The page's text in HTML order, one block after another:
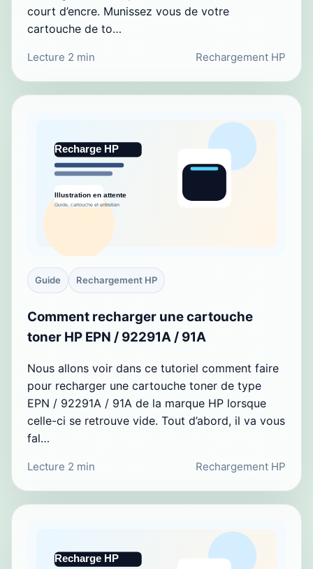
court d’encre. Munissez vous de votre
cartouche de to…
Lecture 2 min Rechargement HP
Guide Rechargement HP
Comment recharger une cartouche
toner HP EPN / 92291A / 91A
Nous allons voir dans ce tutoriel comment faire
pour recharger une cartouche toner de type
EPN / 92291A / 91A de la marque HP lorsque
celle-ci se retrouve vide. Tout d’abord, il va vous
fal…
Lecture 2 min Rechargement HP